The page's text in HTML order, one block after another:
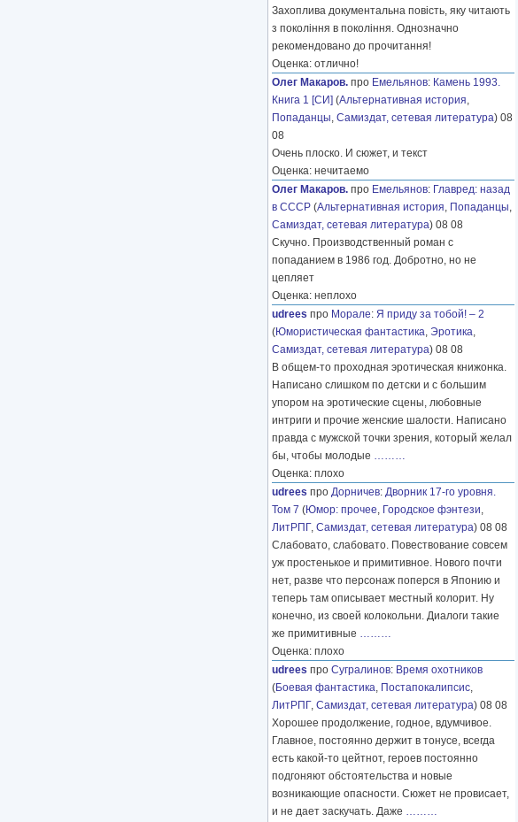
Захоплива документальна повість, яку читають
з покоління в покоління. Однозначно
рекомендовано до прочитання!
Оценка: отлично!
Олег Макаров. про Емельянов: Камень 1993.
Книга 1 [СИ] (Альтернативная история,
Попаданцы, Самиздат, сетевая литература) 08
08
Очень плоско. И сюжет, и текст
Оценка: нечитаемо
Олег Макаров. про Емельянов: Главред: назад
в СССР (Альтернативная история, Попаданцы,
Самиздат, сетевая литература) 08 08
Скучно. Производственный роман с
попаданием в 1986 год. Добротно, но не
цепляет
Оценка: неплохо
udrees про Морале: Я приду за тобой! – 2
(Юмористическая фантастика, Эротика,
Самиздат, сетевая литература) 08 08
В общем-то проходная эротическая книжонка.
Написано слишком по детски и с большим
упором на эротические сцены, любовные
интриги и прочие женские шалости. Написано
правда с мужской точки зрения, который желал
бы, чтобы молодые ………
Оценка: плохо
udrees про Дорничев: Дворник 17-го уровня.
Том 7 (Юмор: прочее, Городское фэнтези,
ЛитРПГ, Самиздат, сетевая литература) 08 08
Слабовато, слабовато. Повествование совсем
уж простенькое и примитивное. Нового почти
нет, разве что персонаж поперся в Японию и
теперь там описывает местный колорит. Ну
конечно, из своей колокольни. Диалоги такие
же примитивные ………
Оценка: плохо
udrees про Сугралинов: Время охотников
(Боевая фантастика, Постапокалипсис,
ЛитРПГ, Самиздат, сетевая литература) 08 08
Хорошее продолжение, годное, вдумчивое.
Главное, постоянно держит в тонусе, всегда
есть какой-то цейтнот, героев постоянно
подгоняют обстоятельства и новые
возникающие опасности. Сюжет не провисает,
и не дает заскучать. Даже ………